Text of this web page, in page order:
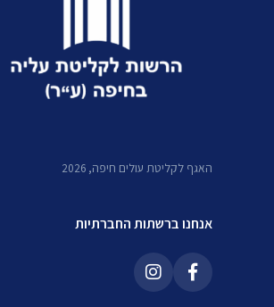
האגף לקליטת עולים חיפה, 2026
אנחנו ברשתות החברתיות